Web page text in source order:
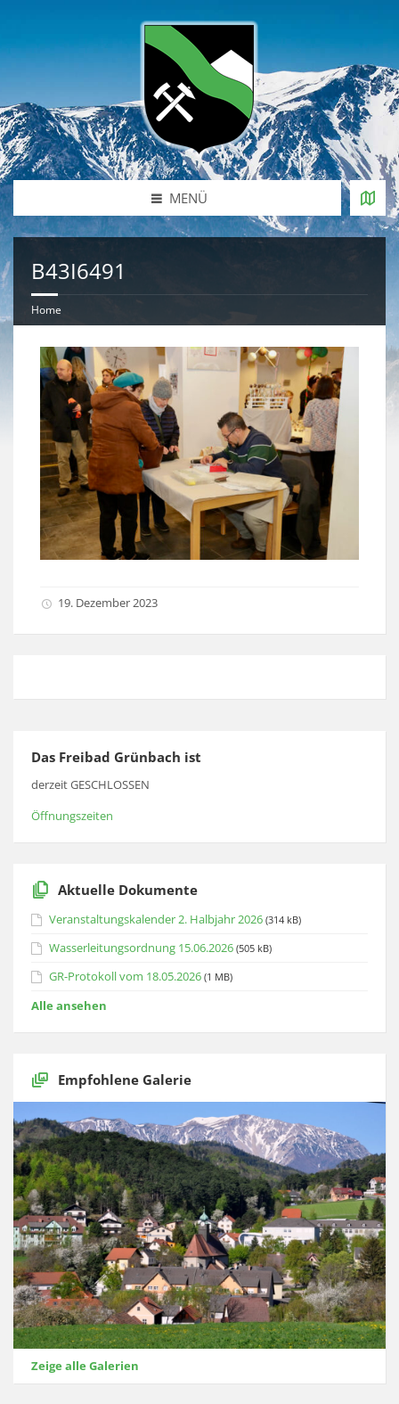
MENÜ
B43I6491
Home
19. Dezember 2023
Das Freibad Grünbach ist
derzeit GESCHLOSSEN
Öffnungszeiten
Aktuelle Dokumente
Veranstaltungskalender 2. Halbjahr 2026 (314 kB)
Wasserleitungsordnung 15.06.2026 (505 kB)
GR-Protokoll vom 18.05.2026 (1 MB)
Alle ansehen
Empfohlene Galerie
Zeige alle Galerien